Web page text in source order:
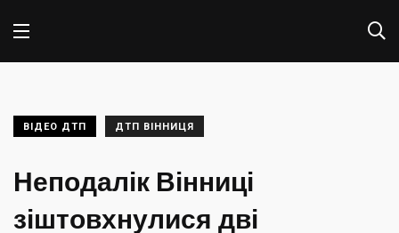
ВІДЕО ДТП ДТП ВІННИЦЯ
Неподалік Вінниці
зіштовхнулися дві